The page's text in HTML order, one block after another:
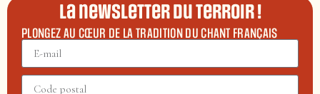
La newsletter du terroir !
PLONGEZ AU CŒUR DE LA TRADITION DU CHANT FRANÇAIS